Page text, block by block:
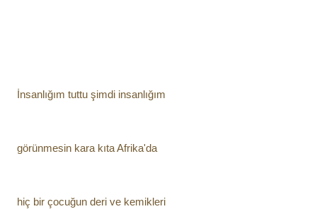
İnsanlığım tuttu şimdi insanlığım
görünmesin kara kıta Afrika'da
hiç bir çocuğun deri ve kemikleri